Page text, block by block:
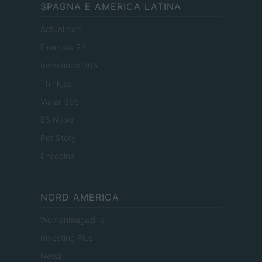
SPAGNA E AMERICA LATINA
Actualidad
Finanzas 24
Investindo 365
Think.es
Viajar 365
ES Newz
Pet Story
Encocina
NORD AMERICA
Womanmagazine
Investing Plus
Newz